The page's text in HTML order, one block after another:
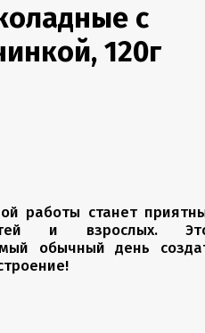
с
120г
работы станет
и взрослых.
обычный день